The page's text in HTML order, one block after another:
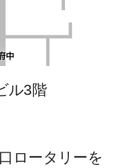
ル3階
ロータリーを